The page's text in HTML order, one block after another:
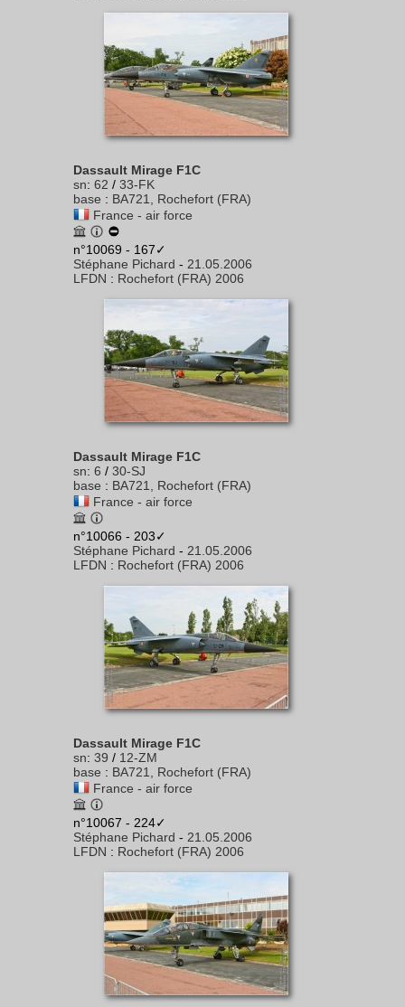
Dassault Mirage F1C
sn: 62 / 33-FK
base : BA721, Rochefort (FRA)
France - air force
n°10069 - 167✓
Stéphane Pichard - 21.05.2006
LFDN : Rochefort (FRA) 2006
Dassault Mirage F1C
sn: 6 / 30-SJ
base : BA721, Rochefort (FRA)
France - air force
n°10066 - 203✓
Stéphane Pichard - 21.05.2006
LFDN : Rochefort (FRA) 2006
Dassault Mirage F1C
sn: 39 / 12-ZM
base : BA721, Rochefort (FRA)
France - air force
n°10067 - 224✓
Stéphane Pichard - 21.05.2006
LFDN : Rochefort (FRA) 2006